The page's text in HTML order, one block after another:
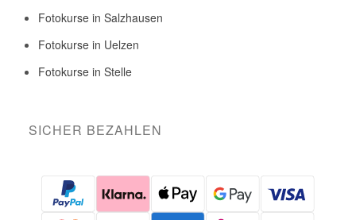
Fotokurse in Salzhausen
Fotokurse in Uelzen
Fotokurse in Stelle
SICHER BEZAHLEN